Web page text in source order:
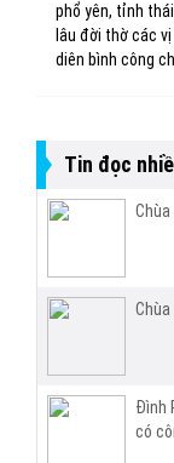
phổ yên, tỉnh
lâu đời thờ các
diên bình công
Tin đọc
Chùa
Chùa
Đình
có